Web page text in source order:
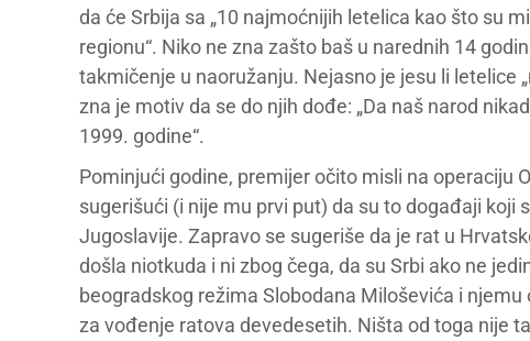
da će Srbija sa „10 najmoćnijih letelica kao što su
regionu“. Niko ne zna zašto baš u narednih 14
takmičenje u naoružanju. Nejasno je jesu li letelice
zna je motiv da se do njih dođe: „Da naš narod
1999. godine“.
Pominjući godine, premijer očito misli na operaciju
sugerišući (i nije mu prvi put) da su to događaji koji
Jugoslavije. Zapravo se sugeriše da je rat u
došla niotkuda i ni zbog čega, da su Srbi ako ne
beogradskog režima Slobodana Miloševića i
za vođenje ratova devedesetih. Ništa od toga nije